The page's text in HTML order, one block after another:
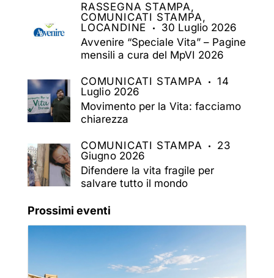
RASSEGNA STAMPA,
COMUNICATI STAMPA,
LOCANDINE
30 Luglio 2026
Avvenire “Speciale Vita” – Pagine
mensili a cura del MpVI 2026
COMUNICATI STAMPA
14
Luglio 2026
Movimento per la Vita: facciamo
chiarezza
COMUNICATI STAMPA
23
Giugno 2026
Difendere la vita fragile per
salvare tutto il mondo
Prossimi eventi